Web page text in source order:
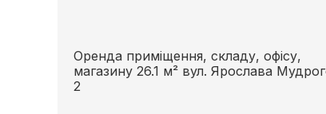
Оренда приміщення, складу, офісу,
магазину 26.1 м² вул. Ярослава
2